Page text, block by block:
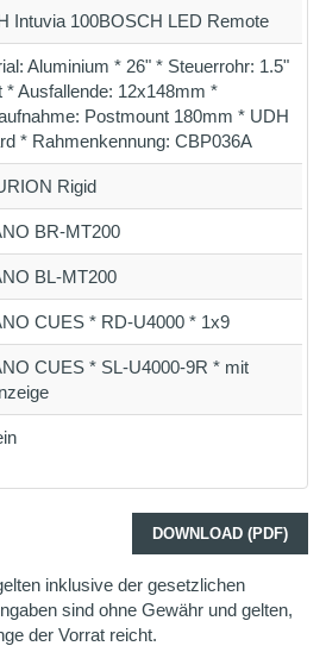
Intuvia 100BOSCH LED Remote
Aluminium * 26" * Steuerrohr: 1.5"
* Ausfallende: 12x148mm *
Postmount 180mm * UDH
* Rahmenkennung: CBP036A
Rigid
BR-MT200
BL-MT200
CUES * RD-U4000 * 1x9
CUES * SL-U4000-9R * mit
DOWNLOAD (PDF)
inklusive der gesetzlichen
sind ohne Gewähr und gelten,
der Vorrat reicht.